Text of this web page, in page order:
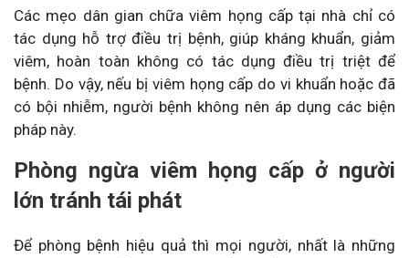
Các mẹo dân gian chữa viêm họng cấp tại nhà chỉ có
tác dụng hỗ trợ điều trị bệnh, giúp kháng khuẩn, giảm
viêm, hoàn toàn không có tác dụng điều trị triệt để
bệnh. Do vậy, nếu bị viêm họng cấp do vi khuẩn hoặc đã
có bội nhiễm, người bệnh không nên áp dụng các biện
pháp này.
Phòng ngừa viêm họng cấp ở người
lớn tránh tái phát
Để phòng bệnh hiệu quả thì mọi người, nhất là những